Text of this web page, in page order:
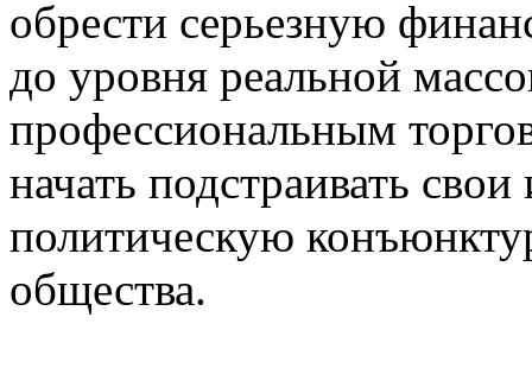
обрести серьезную
до уровня реальной
профессиональным
начать подстраивать
политическую
общества.